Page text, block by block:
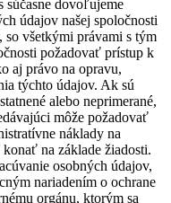
súčasne dovoľujeme
údajov našej spoločnosti
so všetkými právami s tým
požadovať prístup k
aj právo na opravu,
týchto údajov. Ak sú
alebo neprimerané,
môže požadovať
náklady na
na základe žiadosti.
osobných údajov,
nariadením o ochrane
orgánu, ktorým sa